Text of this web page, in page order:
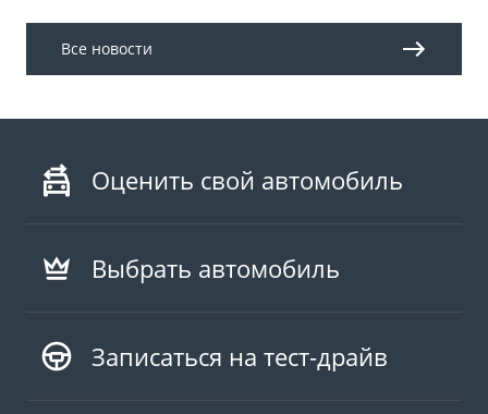
Все новости
Оценить свой автомобиль
Выбрать автомобиль
Записаться на тест-драйв